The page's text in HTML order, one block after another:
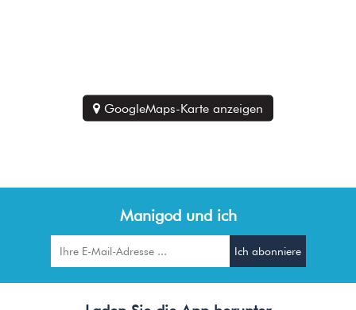
GoogleMaps-Karte anzeigen
Manigod und ich